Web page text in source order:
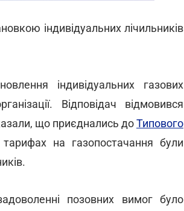
індивідуальних лічильників
індивідуальних газових
Відповідач відмовився
що приєднались доТипового
на газопостачання були
позовних вимог було